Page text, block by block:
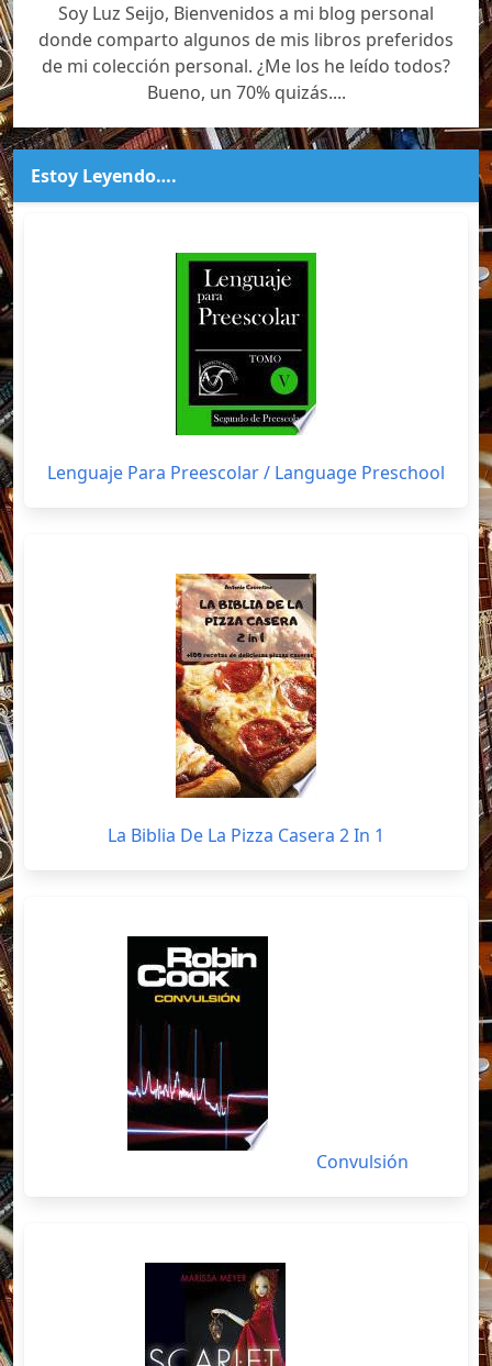
Soy Luz Seijo, Bienvenidos a mi blog personal
donde comparto algunos de mis libros preferidos
de mi colección personal. ¿Me los he leído todos?
Bueno, un 70% quizás....
Estoy Leyendo….
Lenguaje Para Preescolar / Language Preschool
La Biblia De La Pizza Casera 2 In 1
Convulsión